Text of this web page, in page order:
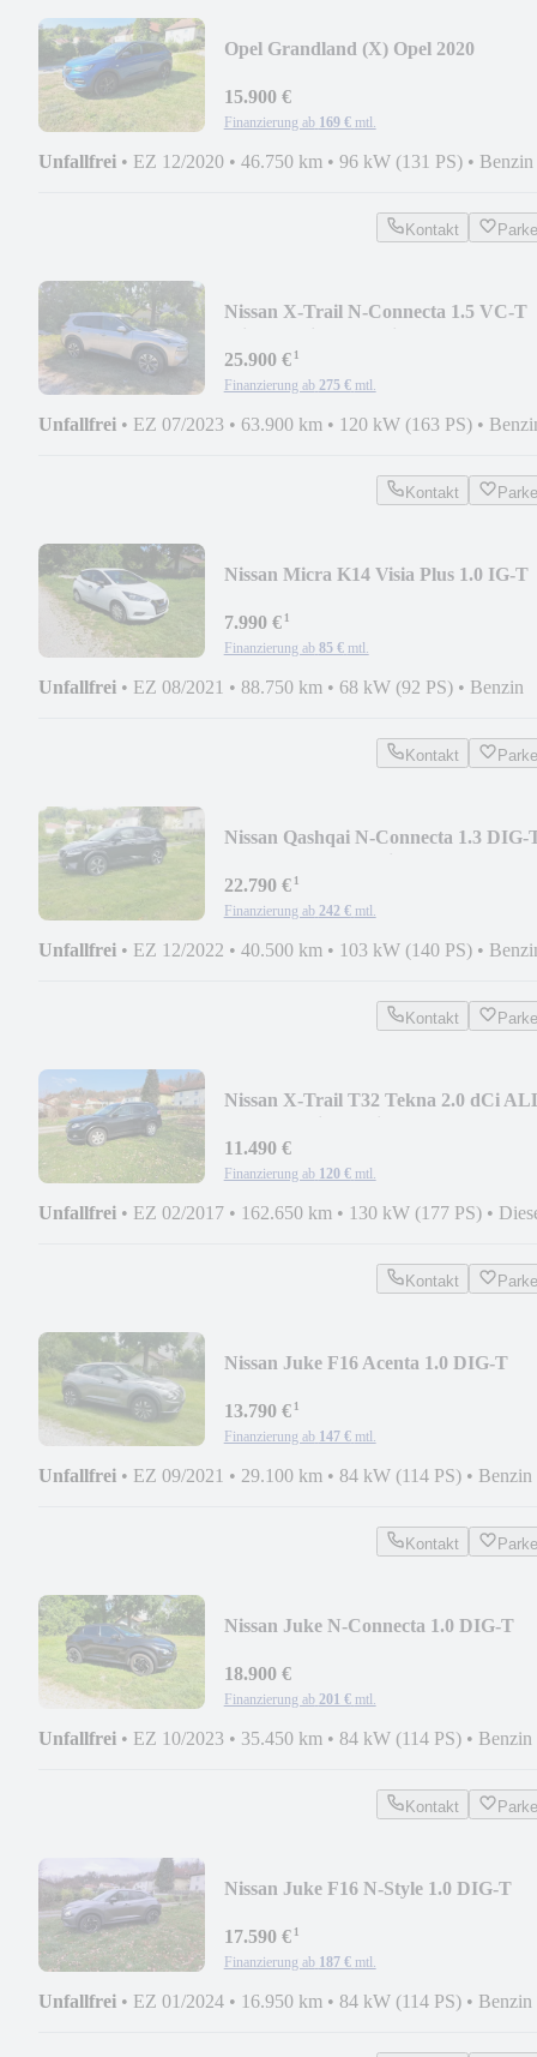
Opel Grandland (X) Opel 2020
15.900 €
Finanzierung ab 169 € mtl.
Unfallfrei • EZ 12/2020 • 46.750 km • 96 kW (131 PS) • Benzin
Kontakt
Nissan X-Trail N-Connecta 1.5 VC-T
25.900 €¹
Finanzierung ab 275 € mtl.
Unfallfrei • EZ 07/2023 • 63.900 km • 120 kW (163 PS) •
Kontakt
Nissan Micra K14 Visia Plus 1.0 IG-T
7.990 €¹
Finanzierung ab 85 € mtl.
Unfallfrei • EZ 08/2021 • 88.750 km • 68 kW (92 PS) • Benzin
Kontakt
Nissan Qashqai N-Connecta 1.3 DIG-
22.790 €¹
Finanzierung ab 242 € mtl.
Unfallfrei • EZ 12/2022 • 40.500 km • 103 kW (140 PS) •
Kontakt
Nissan X-Trail T32 Tekna 2.0 dCi
11.490 €
Finanzierung ab 120 € mtl.
Unfallfrei • EZ 02/2017 • 162.650 km • 130 kW (177 PS) •
Kontakt
Nissan Juke F16 Acenta 1.0 DIG-T
13.790 €¹
Finanzierung ab 147 € mtl.
Unfallfrei • EZ 09/2021 • 29.100 km • 84 kW (114 PS) • Benzin
Kontakt
Nissan Juke N-Connecta 1.0 DIG-T
18.900 €
Finanzierung ab 201 € mtl.
Unfallfrei • EZ 10/2023 • 35.450 km • 84 kW (114 PS) • Benzin
Kontakt
Nissan Juke F16 N-Style 1.0 DIG-T
17.590 €¹
Finanzierung ab 187 € mtl.
Unfallfrei • EZ 01/2024 • 16.950 km • 84 kW (114 PS) • Benzin